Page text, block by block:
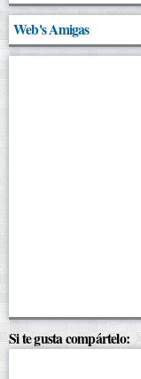
Web's Amigas
Si te gusta compártelo: